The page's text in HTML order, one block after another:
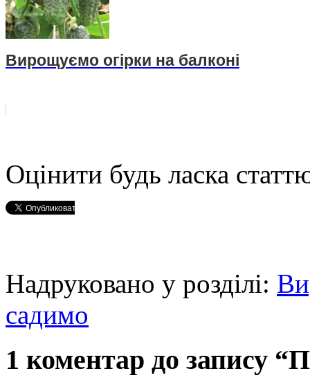
Вирощуємо огірки на балконі
Оцінити будь ласка
Надруковано у розділі:
садимо
1 коментар до запису